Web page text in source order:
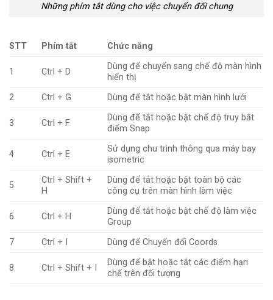
Những phím tắt dùng cho việc chuyển đổi chung
STT Phím tắt Chức năng
1 Ctrl + D
Dùng để chuyển sang chế độ màn hình
hiển thị
2
Ctrl + G Dùng để tắt hoặc bật màn hình lưới
3 Ctrl + F
Dùng để tắt hoặc bật chế độ truy bắt
điểm Snap
4 Ctrl + E
Sử dụng chu trình thông qua máy bay
isometric
5
Ctrl + Shift +
H
Dùng để tắt hoặc bật toàn bộ các
công cụ trên màn hình làm việc
6 Ctrl + H
Dùng để tắt hoặc bật chế độ làm việc
Group
7
Ctrl + I Dùng để Chuyển đổi Coords
8 Ctrl + Shift + I
Dùng để bật hoặc tắt các điểm hạn
chế trên đối tượng